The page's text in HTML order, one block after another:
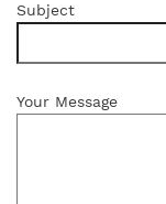
Subject
Your Message